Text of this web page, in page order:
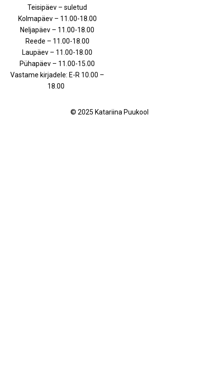
Teisipäev – suletud
Kolmapäev – 11.00-18.00
Neljapäev – 11.00-18.00
Reede – 11.00-18.00
Laupäev – 11.00-18.00
Pühapäev – 11.00-15.00
Vastame kirjadele: E-R 10.00 –
18.00
© 2025 Katariina Puukool